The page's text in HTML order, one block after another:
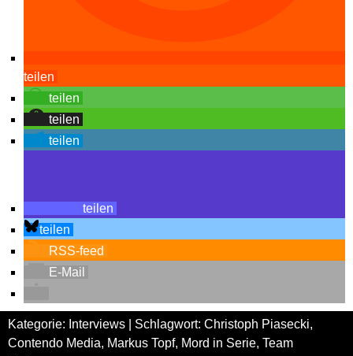
teilen
teilen
teilen
teilen
teilen
teilen
RSS-feed
E-Mail
Kategorie: Interviews | Schlagwort: Christoph Piasecki,
Contendo Media, Markus Topf, Mord in Serie, Team